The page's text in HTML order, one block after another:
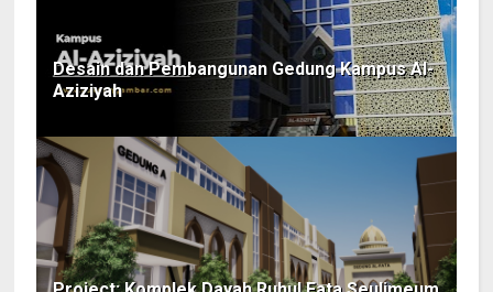
Desain dan Pembangunan Gedung Kampus Al-
Aziziyah